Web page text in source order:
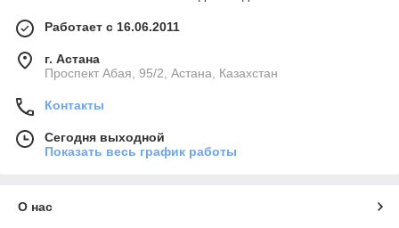
Работает с 16.06.2011
г. Астана
​Проспект Абая, 95/2, Астана, Казахстан
Контакты
Сегодня выходной
Показать весь график работы
О нас